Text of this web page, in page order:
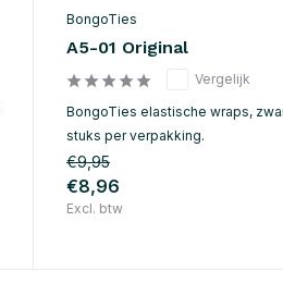
BongoTies
A5-01 Original
Vergelijk
BongoTies elastische wraps,
stuks per verpakking.
€9,95
€8,96
Excl. btw